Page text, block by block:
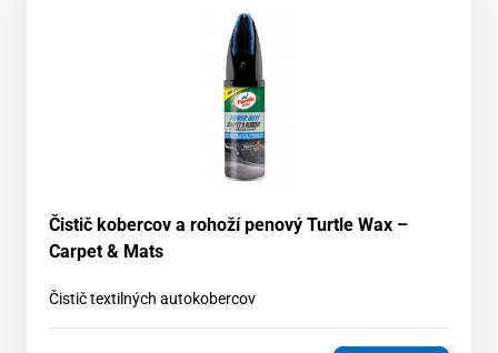
Čistič kobercov a rohoží penový Turtle Wax –
Carpet & Mats
Čistič textilných autokobercov